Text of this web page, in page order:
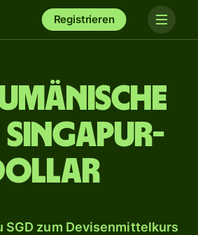
Registrieren
Singapur-
SGD zum Devisenmittelkurs